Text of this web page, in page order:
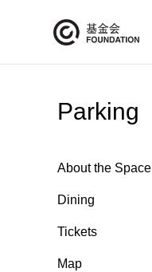
Parking
About the Space
Dining
Tickets
Map